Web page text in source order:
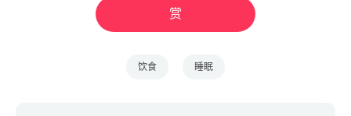
赏
饮食 睡眠